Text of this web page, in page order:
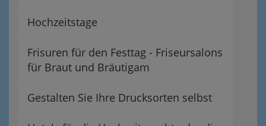
Hochzeitstage
Frisuren für den Festtag - Friseursalons
für Braut und Bräutigam
Gestalten Sie Ihre Drucksorten selbst